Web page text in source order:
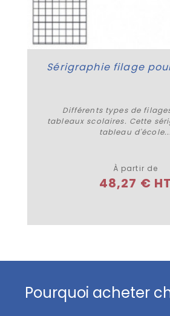
Différents types de
tableaux scolaires. Cette
tableau d'école...
À partir de
48,27 € HT
Pourquoi acheter